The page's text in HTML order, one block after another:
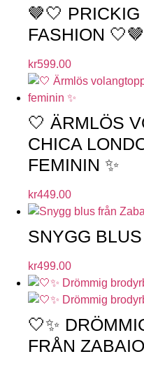
🤎🤍
FASHION 🤍🤎
kr599.00
🤍 ÄRMLÖS
CHICA
FEMININ ✨
kr449.00
SNYGG
kr499.00
🤍✨
FRÅN